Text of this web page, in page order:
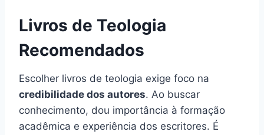
Livros de Teologia
Recomendados
Escolher livros de teologia exige foco na
credibilidade dos autores. Ao buscar
conhecimento, dou importância à formação
acadêmica e experiência dos escritores. É